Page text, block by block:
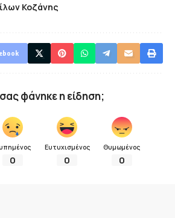
Κοζάνης
φάνηκε η είδηση;
0
Ευτυχισμένος
0
Θυμωμένος
0